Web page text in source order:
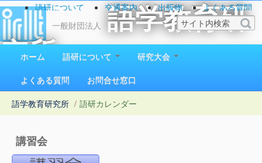
一般財団法人
語学教育研
究所
1923（大正12）年創立
語研について 交通案内 出版物
よくある質問
お問い合わせ
ホーム 語研について
研究大会
よくある質問
お問合せ窓口
語学教育研究所 / 語研カレンダー
講習会